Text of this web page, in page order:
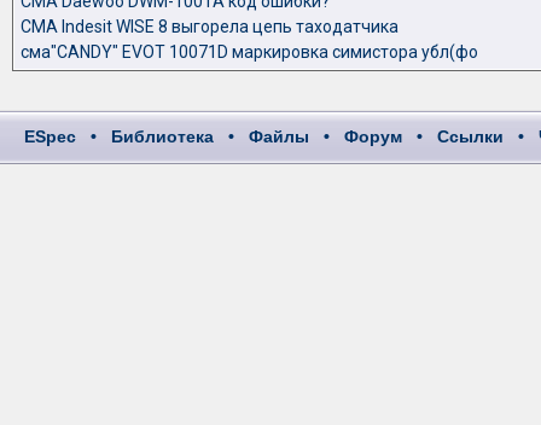
СМА Indesit WISE 8 выгорела цепь таходатчика
сма"CANDY" EVOT 10071D маркировка симистора убл(фо
ESpec • Библиотека • Файлы • Форум • Ссылки •